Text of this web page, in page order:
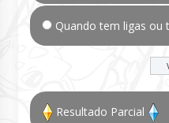
Quando tem ligas ou
Resultado Parcial